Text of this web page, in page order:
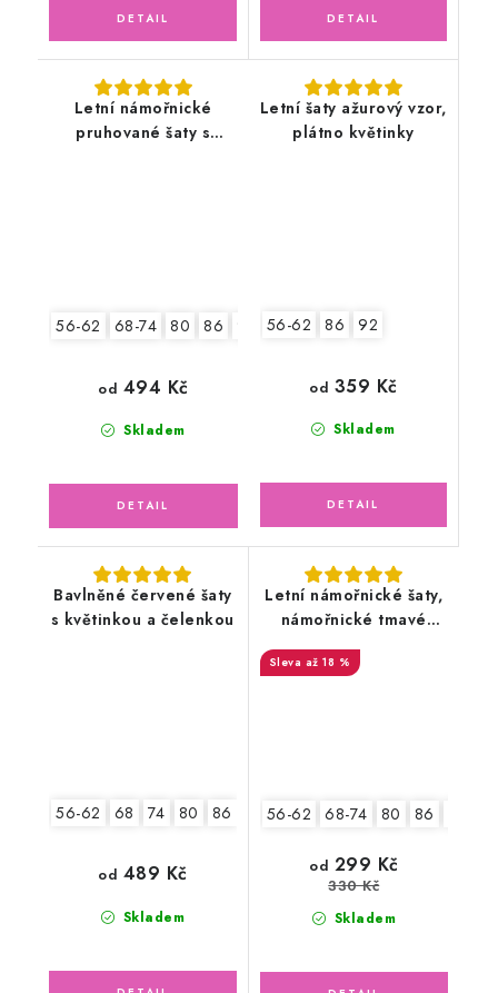
Letní námořnické
pruhované šaty s
56-62 68-74 80 86
Skladem
od 494 Kč
Letní šaty ažurový vzor,
plátno květinky
56-62 86 92
Skladem
od 359 Kč
Bavlněné červené šaty
s květinkou a čelenkou
56-62 68 74 80 86
Skladem
od 489 Kč
Letní námořnické šaty,
námořnické tmavé
pruhy
až 18 %
56-62 68-74 80 86
Skladem
od 299 Kč
330 Kč